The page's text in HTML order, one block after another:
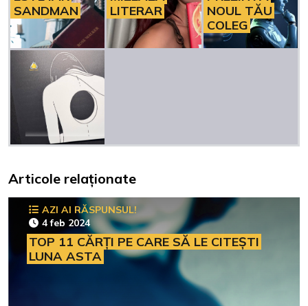
SANDMAN
LITERAR
NOUL TĂU
COLEG
Articole relaționate
AZI AI RĂSPUNSUL!
4 feb 2024
TOP 11 CĂRȚI PE CARE SĂ LE CITEȘTI
LUNA ASTA